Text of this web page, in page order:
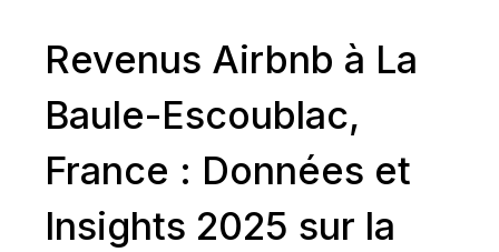
Revenus Airbnb à La
Baule-Escoublac,
France : Données et
Insights 2025 sur la